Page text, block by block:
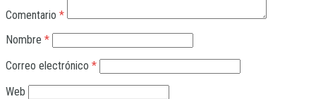
Comentario *
Nombre *
Correo electrónico *
Web